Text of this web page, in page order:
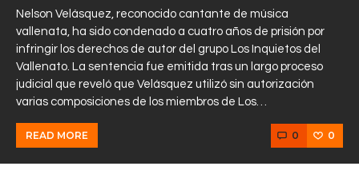
Nelson Velásquez, reconocido cantante de música
vallenata, ha sido condenado a cuatro años de prisión por
infringir los derechos de autor del grupo Los Inquietos del
Vallenato. La sentencia fue emitida tras un largo proceso
judicial que reveló que Velásquez utilizó sin autorización
varias composiciones de los miembros de Los…
READ MORE 0 0